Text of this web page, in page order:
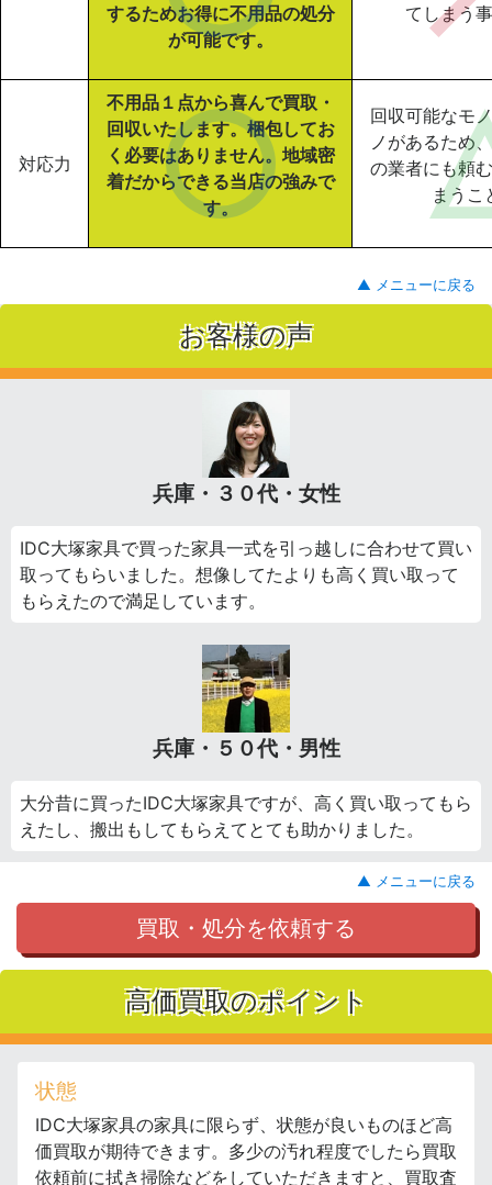
するためお得に不用品の処分
が可能です。
てしまう
対応力
不用品１点から喜んで買取・
回収いたします。梱包してお
く必要はありません。地域密
着だからできる当店の強みで
す。
回収可能なモ
ノがあるため
の業者にも頼
まうこ
▲ メニューに戻る
お客様の声
兵庫・３０代・女性
IDC大塚家具で買った家具一式を引っ越しに合わせて買い
取ってもらいました。想像してたよりも高く買い取って
もらえたので満足しています。
兵庫・５０代・男性
大分昔に買ったIDC大塚家具ですが、高く買い取ってもら
えたし、搬出もしてもらえてとても助かりました。
▲ メニューに戻る
買取・処分を依頼する
高価買取のポイント
状態
IDC大塚家具の家具に限らず、状態が良いものほど高
価買取が期待できます。多少の汚れ程度でしたら買取
依頼前に拭き掃除などをしていただきますと、買取査